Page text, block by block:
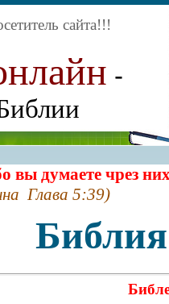
сайта!!!
-
вы думаете чрез
Глава 5:39)